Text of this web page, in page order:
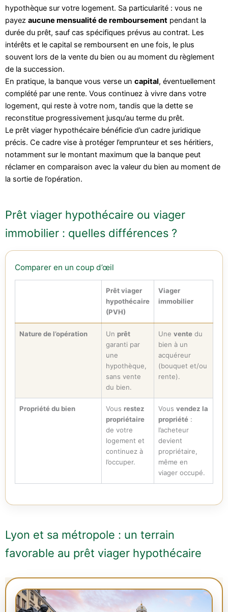
hypothèque sur votre logement. Sa particularité : vous ne
payez aucune mensualité de remboursement pendant la
durée du prêt, sauf cas spécifiques prévus au contrat. Les
intérêts et le capital se remboursent en une fois, le plus
souvent lors de la vente du bien ou au moment du règlement
de la succession.
En pratique, la banque vous verse un capital, éventuellement
complété par une rente. Vous continuez à vivre dans votre
logement, qui reste à votre nom, tandis que la dette se
reconstitue progressivement jusqu’au terme du prêt.
Le prêt viager hypothécaire bénéficie d’un cadre juridique
précis. Ce cadre vise à protéger l’emprunteur et ses héritiers,
notamment sur le montant maximum que la banque peut
réclamer en comparaison avec la valeur du bien au moment de
la sortie de l’opération.
Prêt viager hypothécaire ou viager
immobilier : quelles différences ?
Comparer en un coup d’œil
Prêt viager
hypothécaire
(PVH)
Viager
immobilier
Nature de l’opération Un prêt
garanti par
une
hypothèque,
sans vente
du bien.
Une vente du
bien à un
acquéreur
(bouquet et/ou
rente).
Propriété du bien Vous restez
propriétaire
de votre
logement et
continuez à
l’occuper.
Vous vendez la
propriété :
l’acheteur
devient
propriétaire,
même en
viager occupé.
Lyon et sa métropole : un terrain
favorable au prêt viager hypothécaire